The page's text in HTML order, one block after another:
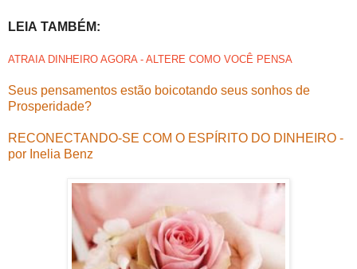
LEIA TAMBÉM:
ATRAIA DINHEIRO AGORA - ALTERE COMO VOCÊ PENSA
Seus pensamentos estão boicotando seus sonhos de
Prosperidade?
RECONECTANDO-SE COM O ESPÍRITO DO DINHEIRO -
por Inelia Benz